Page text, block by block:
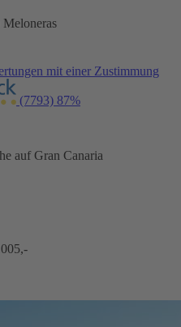
Meloneras
mit einer Zustimmung
(7793) 87%
auf Gran Canaria